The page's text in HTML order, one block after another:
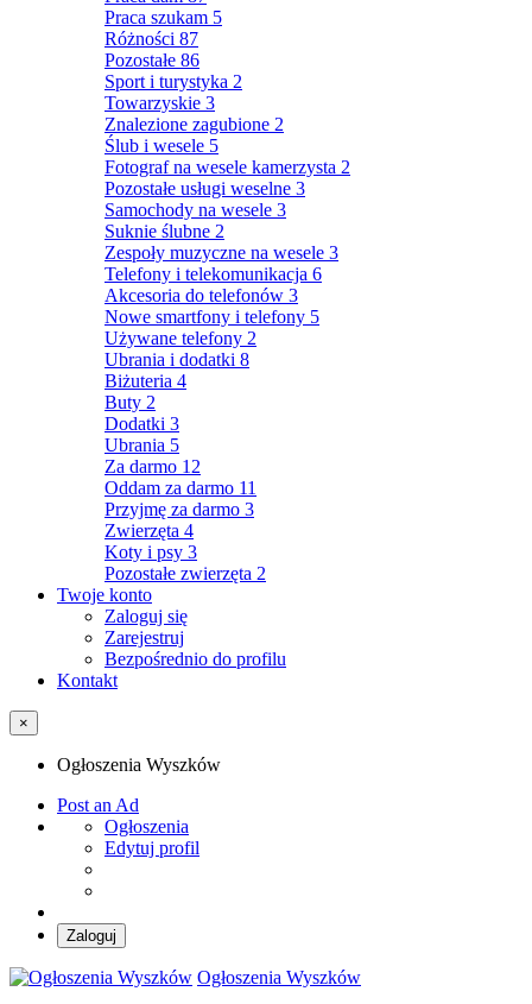
Praca szukam 5
Różności 87
Pozostałe 86
Sport i turystyka 2
Towarzyskie 3
Znalezione zagubione 2
Ślub i wesele 5
Fotograf na wesele kamerzysta 2
Pozostałe usługi weselne 3
Samochody na wesele 3
Suknie ślubne 2
Zespoły muzyczne na wesele 3
Telefony i telekomunikacja 6
Akcesoria do telefonów 3
Nowe smartfony i telefony 5
Używane telefony 2
Ubrania i dodatki 8
Biżuteria 4
Buty 2
Dodatki 3
Ubrania 5
Za darmo 12
Oddam za darmo 11
Przyjmę za darmo 3
Zwierzęta 4
Koty i psy 3
Pozostałe zwierzęta 2
Twoje konto
Zaloguj się
Zarejestruj
Bezpośrednio do profilu
Kontakt
×
Ogłoszenia Wyszków
Post an Ad
Ogłoszenia
Edytuj profil
Zaloguj
Ogłoszenia Wyszków